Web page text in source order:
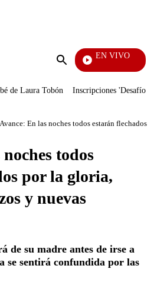
Enviar
EN VIVO
También Caerás
de Laura Tobón Inscripciones 'Desafío'
Avance: En las noches todos estarán
todos
por la gloria,
y nuevas
de su madre antes de irse a
se sentirá confundida por las